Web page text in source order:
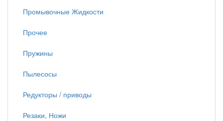
Промывочные Жидкости
Прочее
Пружины
Пылесосы
Редукторы / приводы
Резаки, Ножи